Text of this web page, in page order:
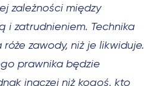
zależności między
i zatrudnieniem. Technika
zawody, niż je likwiduje.
prawnika będzie
inaczej niż kogoś, kto